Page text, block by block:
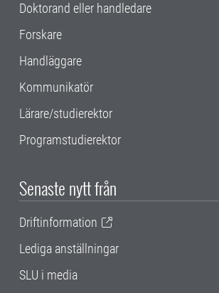
Doktorand eller handledare
Forskare
Handläggare
Kommunikatör
Lärare/studierektor
Programstudierektor
Senaste nytt från
Driftinformation
Lediga anställningar
SLU i media